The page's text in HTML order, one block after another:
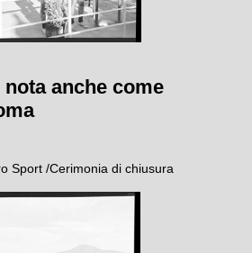
anche come
Sport /Cerimonia di chiusura